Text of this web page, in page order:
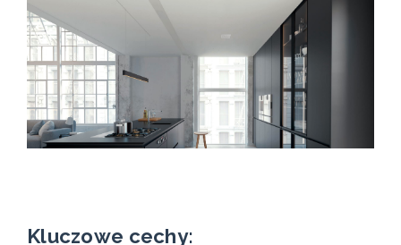
Kluczowe cechy: